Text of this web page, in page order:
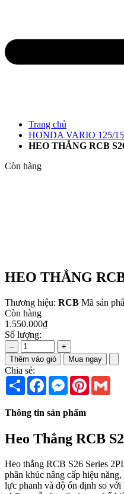
Trang chủ
HONDA VARIO 125/
HEO THẮNG RCB
Còn hàng
HEO THẮNG
Thương hiệu: RCB Mã sản
Còn hàng
1.550.000₫
Số lượng:
–
+
Thêm vào giỏ
Mua ngay
Chia sẻ:
Share FacebookMessenger
Pinterest
Thông tin sản phẩm
Heo Thắng RCB
Heo thắng RCB S26 Series
phân khúc nâng cấp hiệu
lực phanh và độ ổn định so